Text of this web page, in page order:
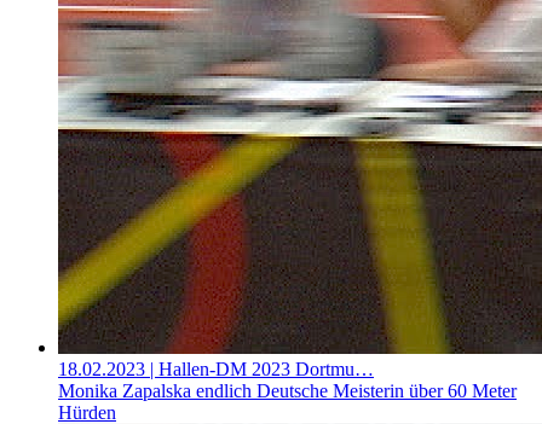
18.02.2023 | Hallen-DM 2023 Dortmu…
Monika Zapalska endlich Deutsche Meisterin über 60 Meter
Hürden